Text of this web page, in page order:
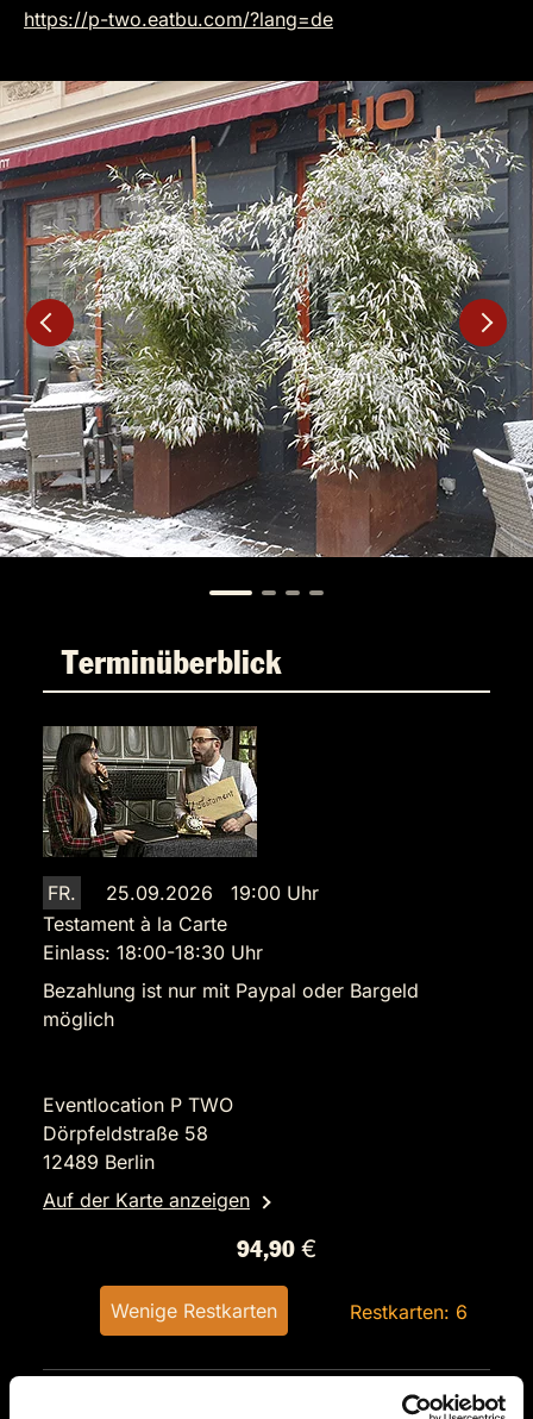
https://p-two.eatbu.com/?lang=de
Terminüberblick
FR.
25.09.2026 19:00 Uhr
Testament à la Carte
Einlass: 18:00-18:30 Uhr
Bezahlung ist nur mit Paypal oder Bargeld
möglich
Eventlocation P TWO
Dörpfeldstraße 58
12489 Berlin
Auf der Karte anzeigen
94,90 €
Wenige Restkarten Restkarten: 6